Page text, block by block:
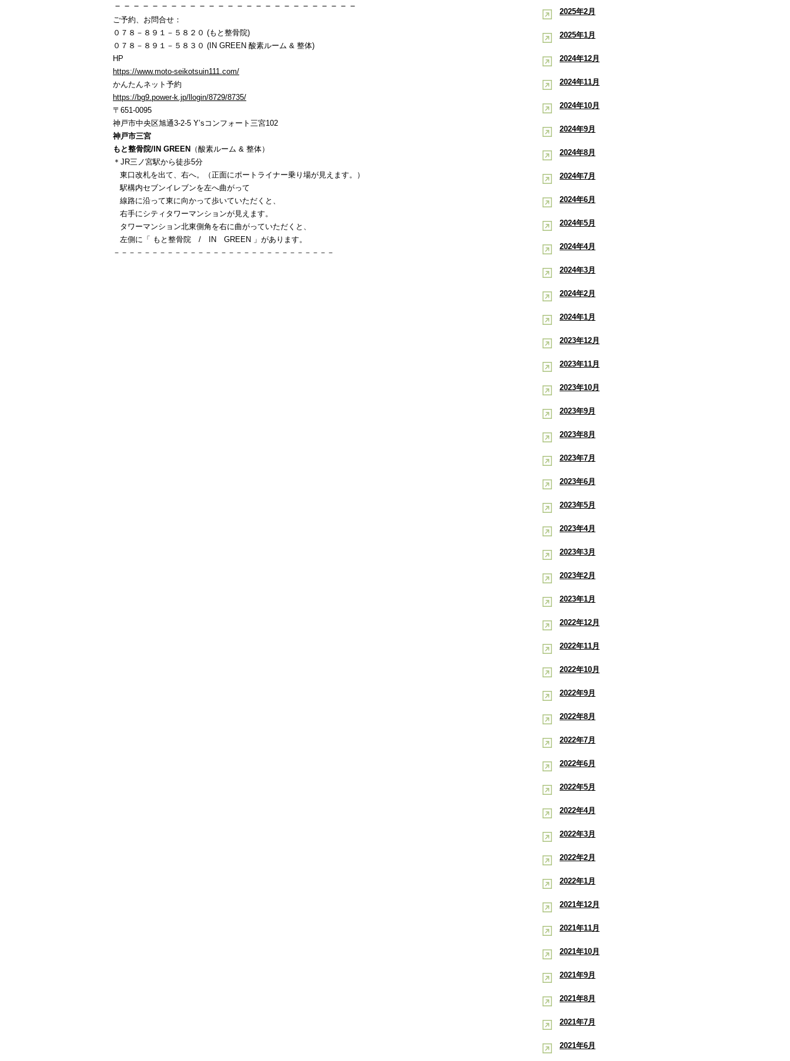
－－－－－－－－－－－－－－－－－－－－－－－－－－
ご予約、お問合せ：
０７８－８９１－５８２０ (もと整骨院)
０７８－８９１－５８３０ (IN GREEN 酸素ルーム & 整体)
HP
https://www.moto-seikotsuin111.com/
かんたんネット予約
https://bg9.power-k.jp/llogin/8729/8735/
〒651-0095
神戸市中央区旭通3-2-5 Y’sコンフォート三宮102
神戸市三宮
もと整骨院/IN GREEN
（酸素ルーム & 整体）
＊JR三ノ宮駅から徒歩5分
東口改札を出て、右へ。（正面にポートライナー乗り場が見えます。）
駅構内セブンイレブンを左へ曲がって
線路に沿って東に向かって歩いていただくと、
右手にシティタワーマンションが見えます。
タワーマンション北東側角を右に曲がっていただくと、
左側に「 もと整骨院 / IN GREEN 」があります。
－－－－－－－－－－－－－－－－－－－－－－－－－－－－－
2025年2月
2025年1月
2024年12月
2024年11月
2024年10月
2024年9月
2024年8月
2024年7月
2024年6月
2024年5月
2024年4月
2024年3月
2024年2月
2024年1月
2023年12月
2023年11月
2023年10月
2023年9月
2023年8月
2023年7月
2023年6月
2023年5月
2023年4月
2023年3月
2023年2月
2023年1月
2022年12月
2022年11月
2022年10月
2022年9月
2022年8月
2022年7月
2022年6月
2022年5月
2022年4月
2022年3月
2022年2月
2022年1月
2021年12月
2021年11月
2021年10月
2021年9月
2021年8月
2021年7月
2021年6月